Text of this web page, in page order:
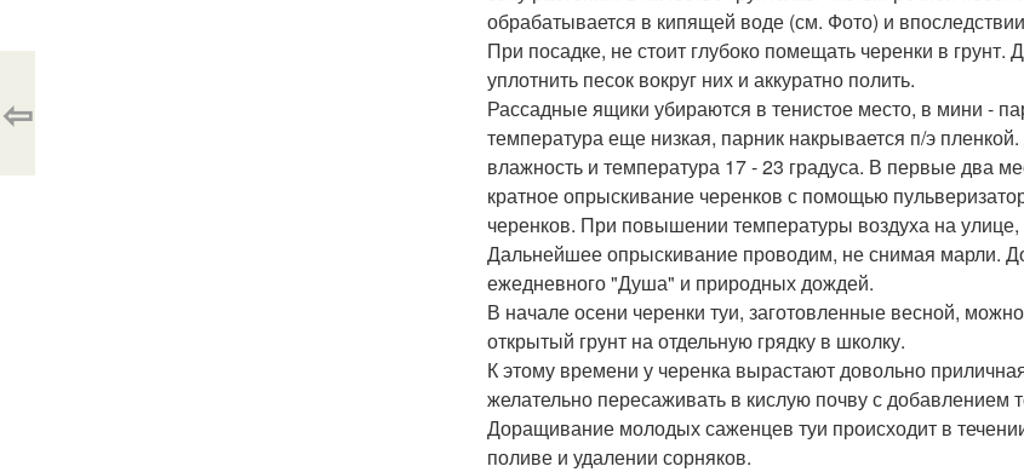
обрабатывается в кипящей воде (см. Фото) и
При посадке, не стоит глубоко помещать черенки в
уплотнить песок вокруг них и аккуратно полить.
Рассадные ящики убираются в тенистое место, в мини -
температура еще низкая, парник накрывается п/э
влажность и температура 17 - 23 градуса. В первые два
кратное опрыскивание черенков с помощью
черенков. При повышении температуры воздуха на
Дальнейшее опрыскивание проводим, не снимая марли.
ежедневного "Душа" и природных дождей.
В начале осени черенки туи, заготовленные весной,
открытый грунт на отдельную грядку в школку.
К этому времени у черенка вырастают довольно
желательно пересаживать в кислую почву с добавлением
Доращивание молодых саженцев туи происходит в
поливе и удалении сорняков.
⇦